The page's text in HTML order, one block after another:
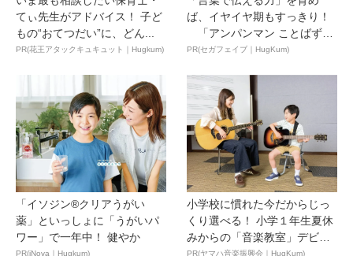
てぃ先生がアドバイス！ 子ど
もの“おてつだい”に、どん...
PR(花王アタックキュキュット｜Hugkum)
ば、イヤイヤ期もすっきり！
「アンパンマン ことばずか
ん...
PR(セガフェイブ｜HugKum)
「イソジン®クリアうがい
薬」といっしょに「うがいパ
ワー」で一年中！ 健やか
PR(iNova｜Hugkum)
小学校に慣れた今だからじっ
くり選べる！ 小学１年生夏休
みからの「音楽教室」デビ
PR(ヤマハ音楽振興会｜HugKum)